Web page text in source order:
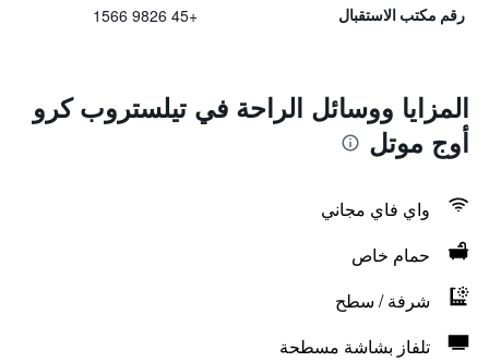
رقم مكتب الاستقبال +45 9826 1566
المزايا ووسائل الراحة في تيلستروب كرو
أوج موتل
واي فاي مجاني
حمام خاص
شرفة / سطح
تلفاز بشاشة مسطحة